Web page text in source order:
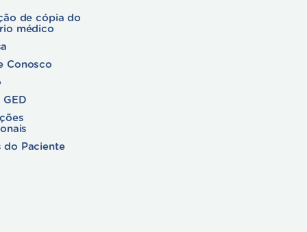
de cópia do
médico
Conosco
GED
do Paciente